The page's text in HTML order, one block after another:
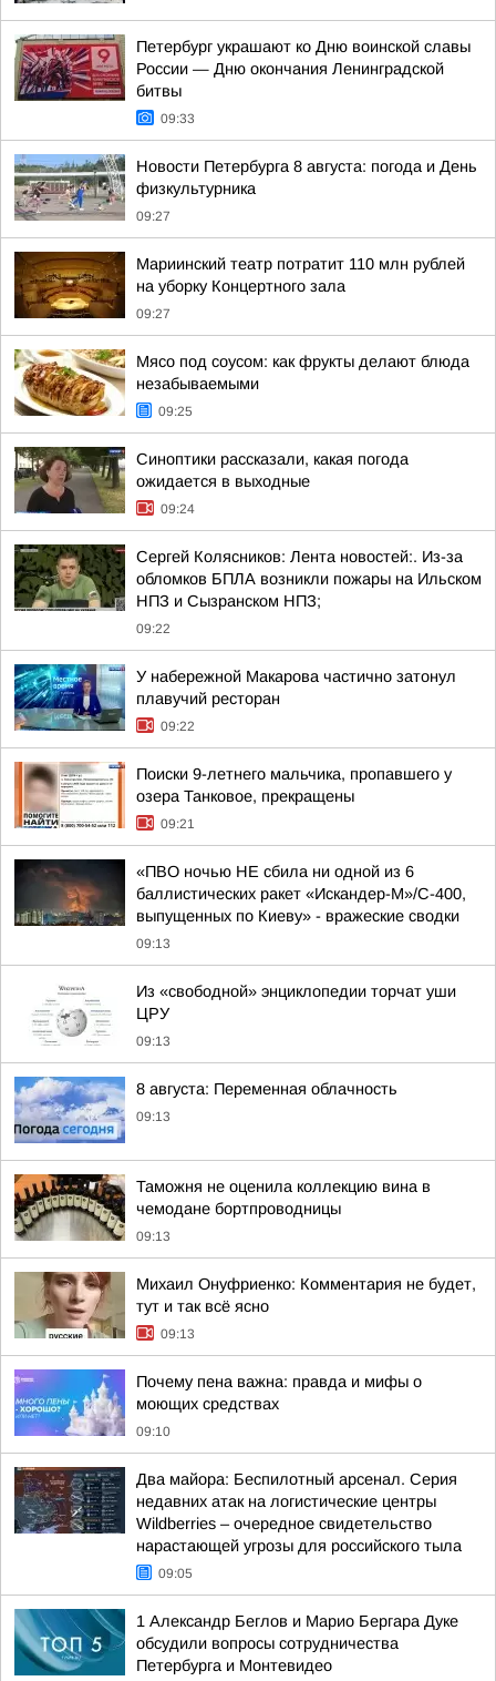
Петербург украшают ко Дню воинской славы
России — Дню окончания Ленинградской
битвы
09:33
Новости Петербурга 8 августа: погода и День
физкультурника
09:27
Мариинский театр потратит 110 млн рублей
на уборку Концертного зала
09:27
Мясо под соусом: как фрукты делают блюда
незабываемыми
09:25
Синоптики рассказали, какая погода
ожидается в выходные
09:24
Сергей Колясников: Лента новостей:. Из-за
обломков БПЛА возникли пожары на Ильском
НПЗ и Сызранском НПЗ;
09:22
У набережной Макарова частично затонул
плавучий ресторан
09:22
Поиски 9-летнего мальчика, пропавшего у
озера Танковое, прекращены
09:21
«ПВО ночью НЕ сбила ни одной из 6
баллистических ракет «Искандер-М»/С-400,
выпущенных по Киеву» - вражеские сводки
09:13
Из «свободной» энциклопедии торчат уши
ЦРУ
09:13
8 августа: Переменная облачность
09:13
Таможня не оценила коллекцию вина в
чемодане бортпроводницы
09:13
Михаил Онуфриенко: Комментария не будет,
тут и так всё ясно
09:13
Почему пена важна: правда и мифы о
моющих средствах
09:10
Два майора: Беспилотный арсенал. Серия
недавних атак на логистические центры
Wildberries – очередное свидетельство
нарастающей угрозы для российского тыла
09:05
1 Александр Беглов и Марио Бергара Дуке
обсудили вопросы сотрудничества
Петербурга и Монтевидео